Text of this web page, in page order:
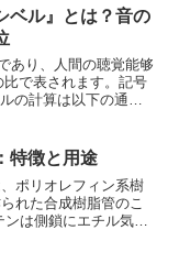
どは、「ウッドパネ
れています。ウッド
材は、サイプレスや
イペなどの耐久性や
腐朽性などに優れた
木材は、ホームセン
ッド、ルチアウッド
を使用する場合もあ
ベル』とは？音の
あり、人間の聴覚能够
で表されます。記号
の計算は以下の通り
機器ではデシベルの単
も継続接続される場
ら、デシベルの単位が
特徴と用途
ポリオレフィン系樹
れた合成樹脂管のこ
ンは側鎖にエチル気を